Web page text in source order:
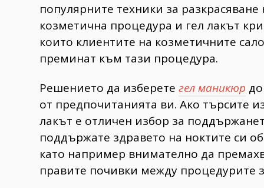
популярните техники за разкрасяване
козметична процедура и гел лакът
които клиентите на козметичните
преминат към тази процедура.
Решението да изберете гел маникюр
от предпочитанията ви. Ако търсите
лакът е отличен избор за
поддържате здравето на ноктите си
като например внимателно да
правите почивки между процедурите